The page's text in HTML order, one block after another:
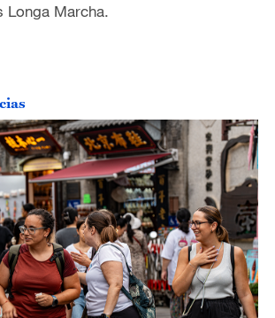
Longa Marcha.